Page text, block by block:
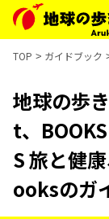
TOP ガイドブック
地球の歩
t、
S 旅と健
ooksのガ